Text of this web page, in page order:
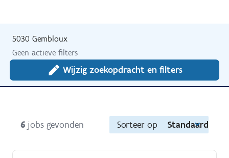
5030 Gembloux
Geen actieve filters
Wijzig zoekopdracht en filters
6 jobs gevonden Sorteer op Standaard